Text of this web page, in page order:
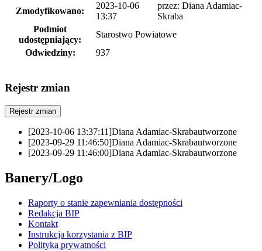
Zmodyfikowano:
2023-10-06
13:37
przez: Diana Adamiac-
Skraba
Podmiot
udostępniający:
Starostwo Powiatowe
Odwiedziny:
937
Rejestr zmian
Rejestr zmian
[2023-10-06 13:37:11]Diana Adamiac-Skrabautworzone
[2023-09-29 11:46:50]Diana Adamiac-Skrabautworzone
[2023-09-29 11:46:00]Diana Adamiac-Skrabautworzone
Banery/Logo
Raporty o stanie zapewniania dostępności
Redakcja BIP
Kontakt
Instrukcja korzystania z BIP
Polityka prywatności